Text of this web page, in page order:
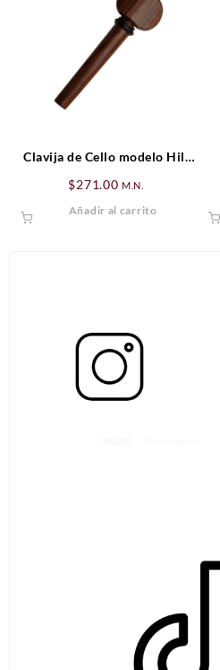
Clavija de Cello modelo Hill
negros)
$271.00 M.N.
Añadir al carrito